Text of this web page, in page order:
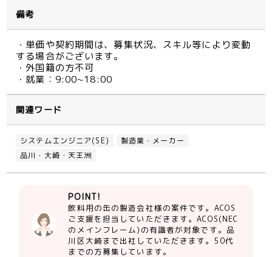
備考
・単価や契約期間は、募集状況、スキル等により変動
する場合がございます。
・外国籍の方不可
・就業：9:00~18:00
関連ワード
システムエンジニア(SE)
製造業・メーカー
品川・大崎・天王洲
POINT!
飲料用の缶の製造会社様の案件です。ACOS
ご支援を担当していただきます。ACOS(NEC
のメインフレーム)の有識者が対象です。品
川区大崎まで出社していただきます。50代
までの方募集しています。